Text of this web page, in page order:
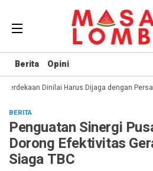
Berita Opini
Dinilai Harus Dijaga dengan
BERITA
Penguatan Sinergi
Dorong Efektivitas
Siaga TBC